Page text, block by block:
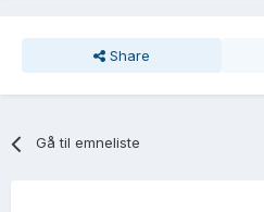
Share
Gå til emneliste